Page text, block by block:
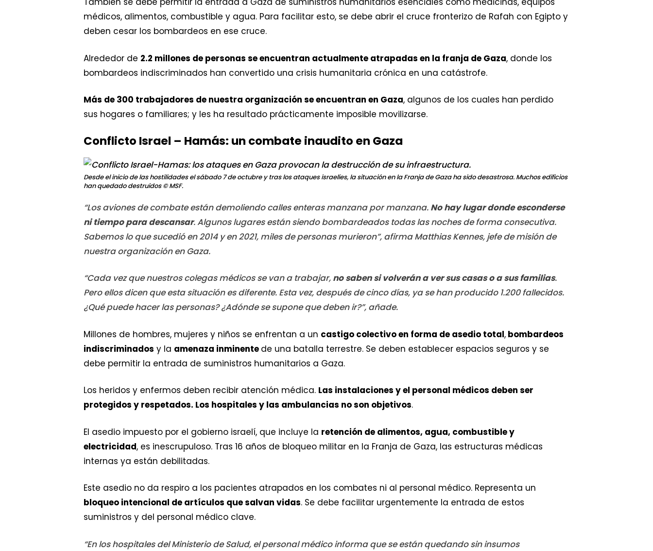
médicos, alimentos, combustible y agua. Para facilitar esto, se debe abrir el cruce fronterizo de Rafah con Egipto y
deben cesar los bombardeos en ese cruce.
Alrededor de 2.2 millones de personas se encuentran actualmente atrapadas en la franja de Gaza, donde los
bombardeos indiscriminados han convertido una crisis humanitaria crónica en una catástrofe.
Más de 300 trabajadores de nuestra organización se encuentran en Gaza, algunos de los cuales han perdido
sus hogares o familiares; y les ha resultado prácticamente imposible movilizarse.
Conflicto Israel – Hamás: un combate inaudito en Gaza
Desde el inicio de las hostilidades el sábado 7 de octubre y tras los ataques israelíes, la situación en la Franja de Gaza ha sido desastrosa. Muchos edificios
han quedado destruidos© MSF.
“Los aviones de combate están demoliendo calles enteras manzana por manzana. No hay lugar donde esconderse
ni tiempo para descansar. Algunos lugares están siendo bombardeados todas las noches de forma consecutiva.
Sabemos lo que sucedió en 2014 y en 2021, miles de personas murieron”, afirma Matthias Kennes, jefe de misión de
nuestra organización en Gaza.
“Cada vez que nuestros colegas médicos se van a trabajar, no saben si volverán a ver sus casas o a sus familias.
Pero ellos dicen que esta situación es diferente. Esta vez, después de cinco días, ya se han producido 1.200 fallecidos.
¿Qué puede hacer las personas? ¿Adónde se supone que deben ir?”, añade.
Millones de hombres, mujeres y niños se enfrentan a un castigo colectivo en forma de asedio total, bombardeos
indiscriminados y la amenaza inminente de una batalla terrestre. Se deben establecer espacios seguros y se
debe permitir la entrada de suministros humanitarios a Gaza.
Los heridos y enfermos deben recibir atención médica. Las instalaciones y el personal médicos deben ser
protegidos y respetados. Los hospitales y las ambulancias no son objetivos.
El asedio impuesto por el gobierno israelí, que incluye la retención de alimentos, agua, combustible y
electricidad, es inescrupuloso. Tras 16 años de bloqueo militar en la Franja de Gaza, las estructuras médicas
internas ya están debilitadas.
Este asedio no da respiro a los pacientes atrapados en los combates ni al personal médico. Representa un
bloqueo intencional de artículos que salvan vidas. Se debe facilitar urgentemente la entrada de estos
suministros y del personal médico clave.
“En los hospitales del Ministerio de Salud, el personal médico informa que se están quedando sin insumos